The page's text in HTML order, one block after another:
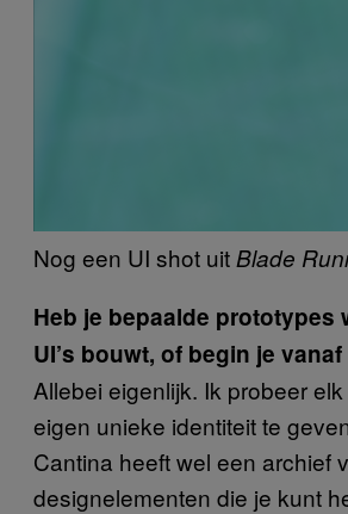
Nog een UI shot uit Blade
Heb je bepaalde prototypes
UI’s bouwt, of begin je
Allebei eigenlijk. Ik probeer
eigen unieke identiteit te
Cantina heeft wel een archief
designelementen die je kunt